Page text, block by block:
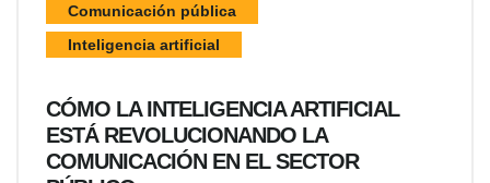
Comunicación pública
Inteligencia artificial
CÓMO LA INTELIGENCIA ARTIFICIAL
ESTÁ REVOLUCIONANDO LA
COMUNICACIÓN EN EL SECTOR